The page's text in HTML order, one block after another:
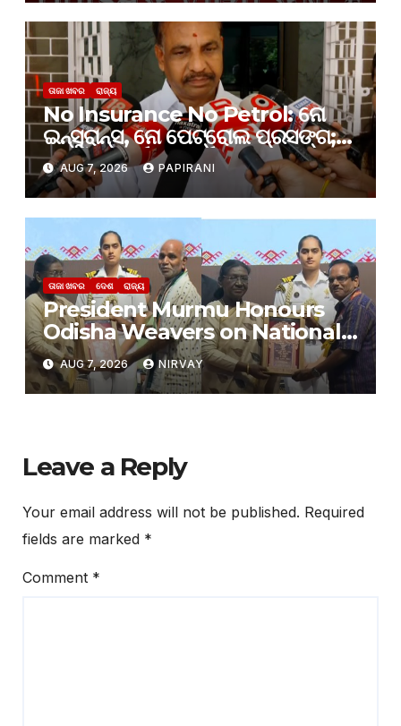
ତାଜା ଖବର ରାଜ୍ୟ
No Insurance No Petrol: ନୋ
ଇନ୍‌ସୁରାନ୍ସ, ନୋ ପେଟ୍ରୋଲ ପ୍ରସଙ୍ଗ;
ସୁପ୍ରିମକୋର୍ଟଙ୍କ ନିର୍ଦ୍ଦେଶକୁ ବିଚାର
କରାଯାଉଛି: ରାଜ୍ୟ ପରିବହନ ମନ୍ତ୍ରୀ
AUG 7, 2026 PAPIRANI
ତାଜା ଖବର ଦେଶ ରାଜ୍ୟ
President Murmu Honours
Odisha Weavers on National
Handloom Day
AUG 7, 2026 NIRVAY
Leave a Reply
Your email address will not be published. Required
fields are marked *
Comment *